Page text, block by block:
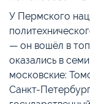
У Пермского
— он вошёл в
оказались в
московские:
Санкт-